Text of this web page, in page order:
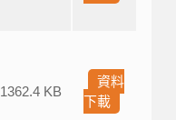
1362.4 KB
資料
下載